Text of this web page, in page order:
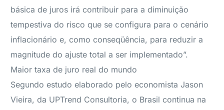
básica de juros irá contribuir para a diminuição
tempestiva do risco que se configura para o cenário
inflacionário e, como conseqüência, para reduzir a
magnitude do ajuste total a ser implementado”.
Maior taxa de juro real do mundo
Segundo estudo elaborado pelo economista Jason
Vieira, da UPTrend Consultoria, o Brasil continua na